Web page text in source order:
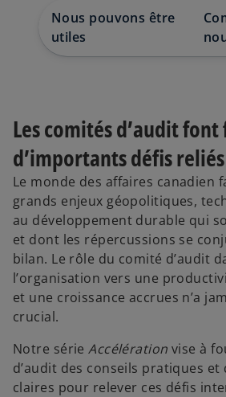
Nous pouvons être
utiles
Les comités d’audit font
d’importants défis
Le monde des affaires canadien
grands enjeux géopolitiques,
au développement durable qui
et dont les répercussions se
bilan. Le rôle du comité d’audit
l’organisation vers une
et une croissance accrues n’a
crucial.
Notre sérieAccélération vise à
d’audit des conseils pratiques et
claires pour relever ces défis